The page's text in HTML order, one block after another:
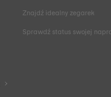
Znajdź idealny zegarek
Sprawdź status swojej